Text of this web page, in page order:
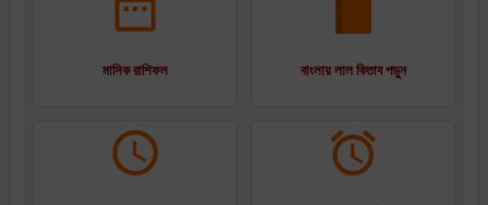
মাসিক রাশিফল বাংলায় লাল কিতাব পড়ুন